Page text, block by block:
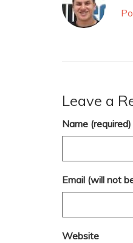
Leave a
Name (required)
Email (will not
Website